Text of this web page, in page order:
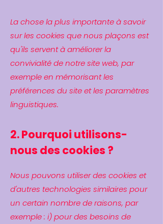
La chose la plus importante à savoir
sur les cookies que nous plaçons est
qu'ils servent à améliorer la
convivialité de notre site web, par
exemple en mémorisant les
préférences du site et les paramètres
linguistiques.
2. Pourquoi utilisons-
nous des cookies ?
Nous pouvons utiliser des cookies et
d'autres technologies similaires pour
un certain nombre de raisons, par
exemple : i) pour des besoins de